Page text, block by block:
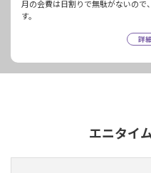
月の会費は日割りで無駄がないので
す。
詳
エニタイ